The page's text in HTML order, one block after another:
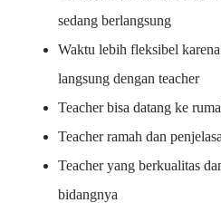
sedang berlangsung
Waktu lebih fleksibel
langsung dengan teacher
Teacher bisa datang ke
Teacher ramah dan
Teacher yang berkualitas
bidangnya